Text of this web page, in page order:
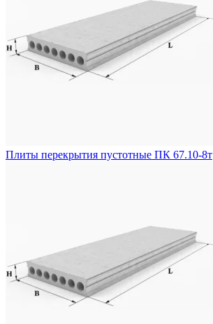
Плиты перекрытия пустотные ПК 67.10-8т